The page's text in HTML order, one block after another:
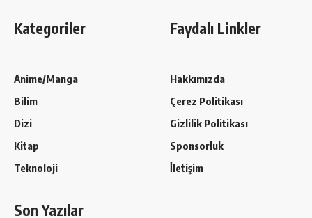
Kategoriler
Anime/Manga
Bilim
Dizi
Kitap
Teknoloji
Faydalı Linkler
Hakkımızda
Çerez Politikası
Gizlilik Politikası
Sponsorluk
İletişim
Son Yazılar